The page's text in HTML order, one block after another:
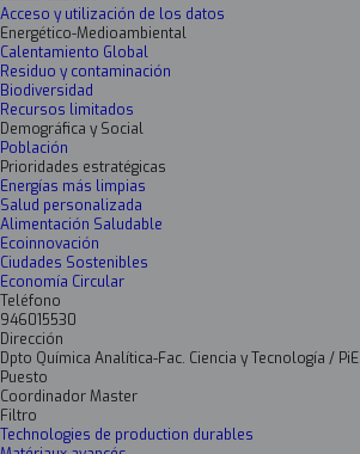
Acceso y utilización de los datos
Energético-Medioambiental
Calentamiento Global
Residuo y contaminación
Biodiversidad
Recursos limitados
Demográfica y Social
Población
Prioridades estratégicas
Energías más limpias
Salud personalizada
Alimentación Saludable
Ecoinnovación
Ciudades Sostenibles
Economía Circular
Teléfono
946015530
Dirección
Dpto Química Analítica-Fac. Ciencia y Tecnología / PiE
Puesto
Coordinador Master
Filtro
Technologies de production durables